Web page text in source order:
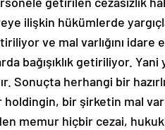
ilişkin hükümlerde
ve mal varlığını idare
bağışıklık getiriliyor. Yani
Sonuçta herhangi bir
bir şirketin mal
memur hiçbir cezai,